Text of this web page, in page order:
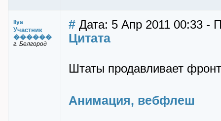
Ilya
Участник
������
г. Белгород
# Дата: 5 Апр 2011 00:33 -
Цитата
Штаты продавливает
Анимация, вебфлеш